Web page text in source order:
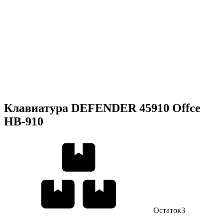
Клавиатура DEFENDER 45910 Offce
HB-910
Остаток3